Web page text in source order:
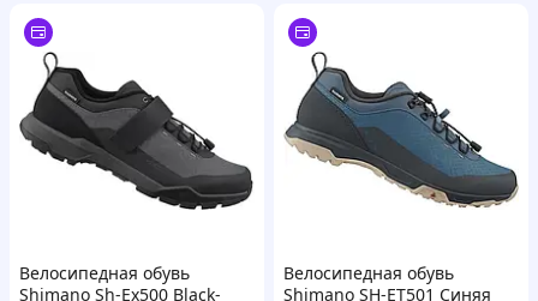
Велосипедная обувь
Shimano Sh-Ex500 Black-
Велосипедная обувь
Shimano SH-ET501 Синяя